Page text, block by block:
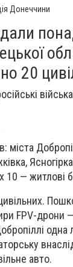
Донеччини
20
міста
10 — житлові
FPV-
авто.